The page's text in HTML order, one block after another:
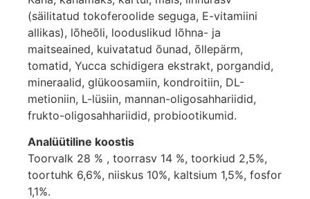
(säilitatud tokoferoolide seguga, E-vitamiini
allikas), lõheõli, looduslikud lõhna- ja
maitseained, kuivatatud õunad, õllepärm,
tomatid, Yucca schidigera ekstrakt, porgandid,
mineraalid, glükoosamiin, kondroitiin, DL-
metioniin, L-lüsiin, mannan-oligosahhariidid,
frukto-oligosahhariidid, probiootikumid.
Analüütiline koostis
Toorvalk 28 % , toorrasv 14 %, toorkiud 2,5%,
toortuhk 6,6%, niiskus 10%, kaltsium 1,5%, fosfor
1,1%.